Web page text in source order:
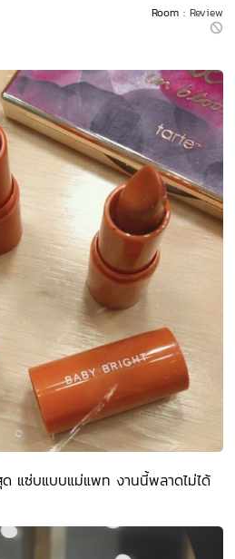
Room : Review
แซ่บแบบแม่แพท งานนี้พลาดไม่ได้